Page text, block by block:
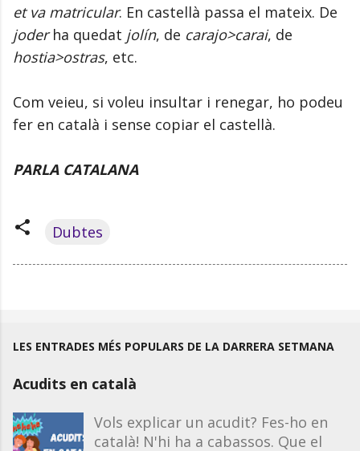
et va matricular. En castellà passa el mateix. De
joderha quedat jolín, de carajo>carai, de
hostia>ostras, etc.
Com veieu, si voleu insultar i renegar, ho podeu
fer en català i sense copiar el castellà.
PARLA CATALANA
Dubtes
LES ENTRADES MÉS POPULARS DE LA DARRERA SETMANA
Acudits en català
Vols explicar un acudit? Fes-ho en
català! N'hi ha a cabassos. Que el